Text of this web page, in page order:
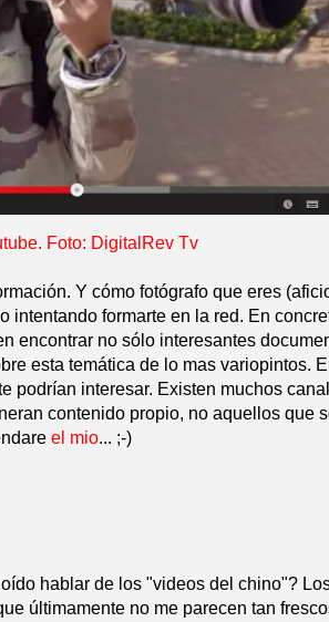
Foto: DigitalRev Tv
Y cómo fotógrafo que eres
intentando formarte en la red. En
encontrar no sólo interesantes
esta temática de lo mas variopintos.
podrían interesar. Existen muchos
contenido propio, no aquellos que
el mio... ;-)
hablar de los "videos del chino"?
últimamente no me parecen tan